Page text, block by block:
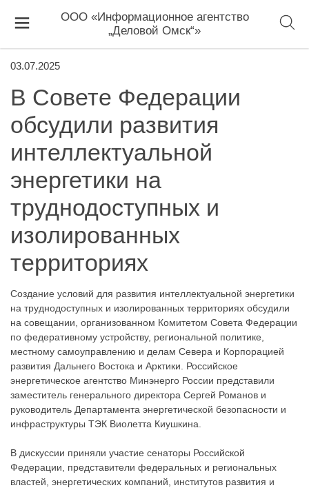
ООО «Информационное агентство
„Деловой Омск“»
03.07.2025
В Совете Федерации
обсудили развития
интеллектуальной
энергетики на
труднодоступных и
изолированных
территориях
Создание условий для развития интеллектуальной энергетики
на труднодоступных и изолированных территориях обсудили
на совещании, организованном Комитетом Совета Федерации
по федеративному устройству, региональной политике,
местному самоуправлению и делам Севера и Корпорацией
развития Дальнего Востока и Арктики. Российское
энергетическое агентство Минэнерго России представили
заместитель генерального директора Сергей Романов и
руководитель Департамента энергетической безопасности и
инфраструктуры ТЭК Виолетта Киушкина.
В дискуссии приняли участие сенаторы Российской
Федерации, представители федеральных и региональных
властей, энергетических компаний, институтов развития и